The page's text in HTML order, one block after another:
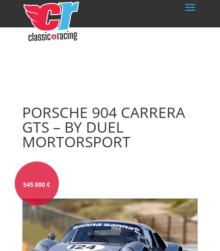
PORSCHE 904 CARRERA
GTS – BY DUEL
MORTORSPORT
545 000€